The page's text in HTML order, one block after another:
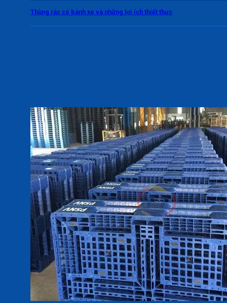
Thùng rác có bánh xe và những lợi ích thiết thực